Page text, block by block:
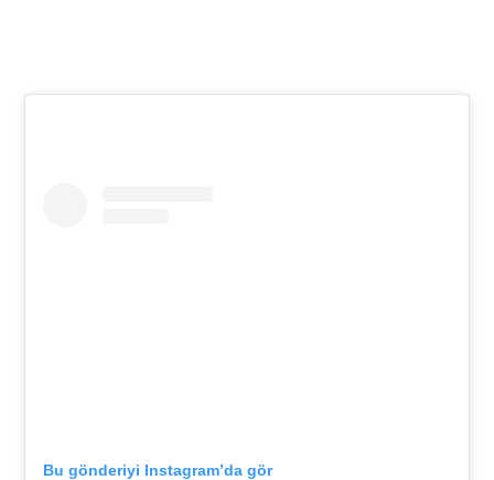
Bu gönderiyi Instagram’da gör